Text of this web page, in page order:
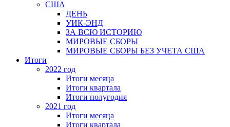
США
ДЕНЬ
УИК-ЭНД
ЗА ВСЮ ИСТОРИЮ
МИРОВЫЕ СБОРЫ
МИРОВЫЕ СБОРЫ БЕЗ УЧЕТА США
Итоги
2022 год
Итоги месяца
Итоги квартала
Итоги полугодия
2021 год
Итоги месяца
Итоги квартала